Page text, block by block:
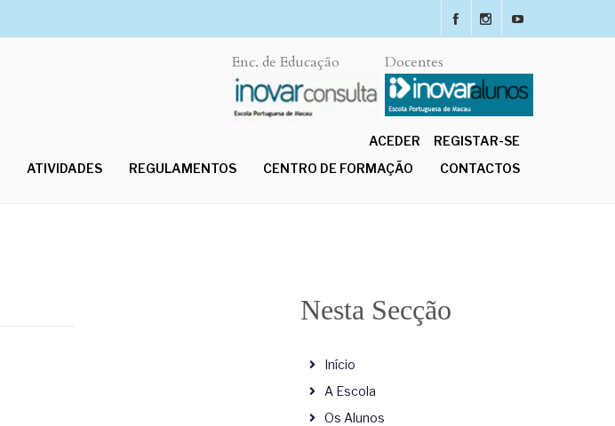
Docentes
Enc. de Educação
ACEDER
REGISTAR-SE
ATIVIDADES REGULAMENTOS CENTRO DE FORMAÇÃO CONTACTOS
Nesta Secção
Início
A Escola
Os Alunos